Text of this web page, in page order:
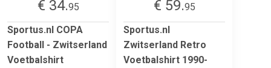
€ 34.95
Sportus.nl COPA
Football - Zwitserland
Voetbalshirt
€ 59.95
Sportus.nl
Zwitserland Retro
Voetbalshirt 1990-